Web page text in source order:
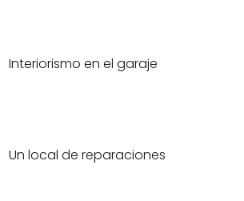
Interiorismo en el garaje
Un local de reparaciones